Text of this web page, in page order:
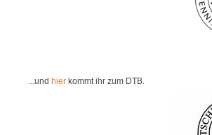
...und hier kommt ihr zum DTB.